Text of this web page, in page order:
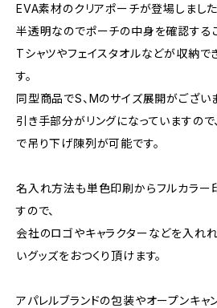
EVA素材のクリアポーチが登場しました
半透明なのでポーチの中身を確認する
Tシャツやフェイスタオルなどが収納で
す。
同型商品でS、Mのサイズ展開がございま
引き手部分がリングになっていますの
で吊り下げ陳列が可能です。
名入れ方法も単色印刷からフルカラー
すので、
会社のロゴやキャラクターなどを入れ
いグッズをおつくり頂けます。
アパレルブランドの包装やオープンキャ